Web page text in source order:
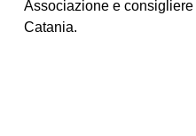
Associazione e
Catania.